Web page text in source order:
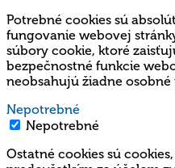
Potrebné cookies sú
fungovanie webovej
súbory cookie, ktoré
bezpečnostné funkcie
neobsahujú žiadne osobné
Nepotrebné
Nepotrebné
Ostatné cookies sú